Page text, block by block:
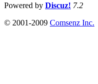
Powered by Discuz! 7.2
© 2001-2009 Comsenz Inc.